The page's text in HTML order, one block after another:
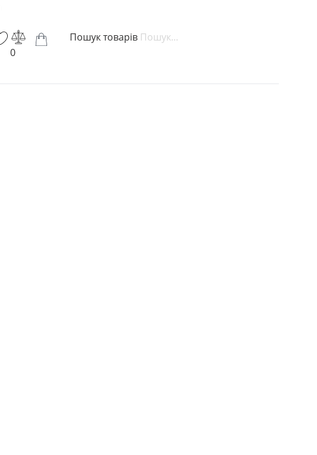
0
Пошук товарів